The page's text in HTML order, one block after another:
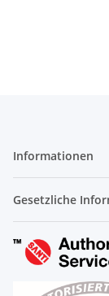
Informationen
Gesetzliche